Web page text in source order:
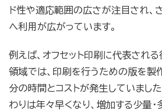
ド性や適応範囲の広さが注目され、
へ利用が広がっています。
例えば、オフセット印刷に代表され
領域では、印刷を行うための版を製
分の時間とコストが発生していまし
わりは年々早くなり、増加する少量